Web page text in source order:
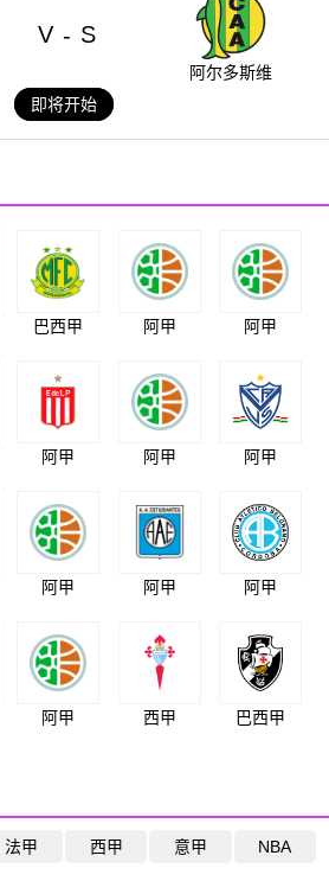
V - S
阿尔多斯维
即将开始
巴西甲 阿甲 阿甲
阿甲 阿甲 阿甲
阿甲 阿甲 阿甲
阿甲 西甲 巴西甲
法甲 西甲 意甲 NBA